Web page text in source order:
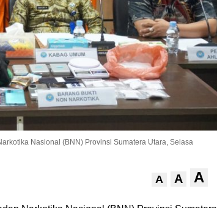
Nasional (BNN) Provinsi Sumatera Utara, Selasa
A A A